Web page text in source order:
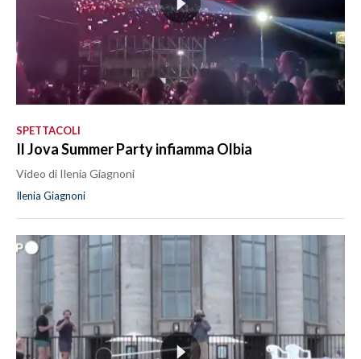
SPETTACOLI
Il Jova Summer Party infiamma Olbia
Video di Ilenia Giagnoni
Ilenia Giagnoni